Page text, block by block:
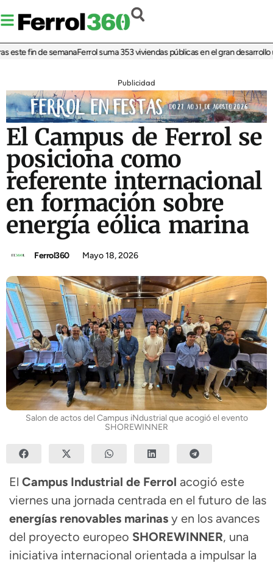
fin de semanaFerrol suma 353 viviendas públicas en el gran desarrollo
Publicidad
El Campus de Ferrol se
posiciona como
referente internacional
en formación sobre
energía eólica marina
Ferrol360 Mayo 18, 2026
Salon de actos del Campus iNdustrial que acogió el evento
SHOREWINNER
El Campus Industrial de Ferrol acogió este
viernes una jornada centrada en el futuro de las
energías renovables marinas y en los avances
del proyecto europeo SHOREWINNER, una
iniciativa internacional orientada a impulsar la